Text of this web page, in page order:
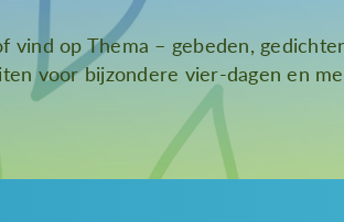
op Thema – gebeden,
voor bijzondere vier-dagen en